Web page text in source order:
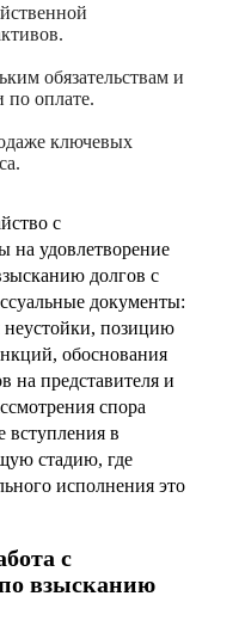
обязательствам и
по оплате.
ключевых
с
на удовлетворение
долгов с
документы:
неустойки, позицию
обоснования
на представителя и
спора
вступления в
стадию, где
исполнения это
с
взысканию